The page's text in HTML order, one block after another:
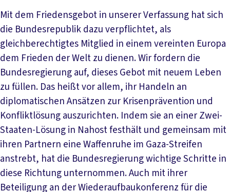
Mit dem Friedensgebot in unserer Verfassung hat sich
die Bundesrepublik dazu verpflichtet, als
gleichberechtigtes Mitglied in einem vereinten Europa
dem Frieden der Welt zu dienen. Wir fordern die
Bundesregierung auf, dieses Gebot mit neuem Leben
zu füllen. Das heißt vor allem, ihr Handeln an
diplomatischen Ansätzen zur Krisenprävention und
Konfliktlösung auszurichten. Indem sie an einer Zwei-
Staaten-Lösung in Nahost festhält und gemeinsam mit
ihren Partnern eine Waffenruhe im Gaza-Streifen
anstrebt, hat die Bundesregierung wichtige Schritte in
diese Richtung unternommen. Auch mit ihrer
Beteiligung an der Wiederaufbaukonferenz für die